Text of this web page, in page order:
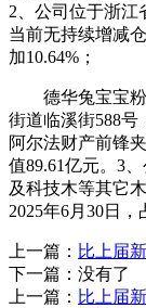
2、公司位于浙江
当前无持续增减
加10.64%；
德华兔宝宝粉
街道临溪街588
阿尔法财产前锋
值89.61亿元。3
及科技木等其它
2025年6月30日，
上一篇： 比上届
下一篇：没有了
上一篇： 比上届